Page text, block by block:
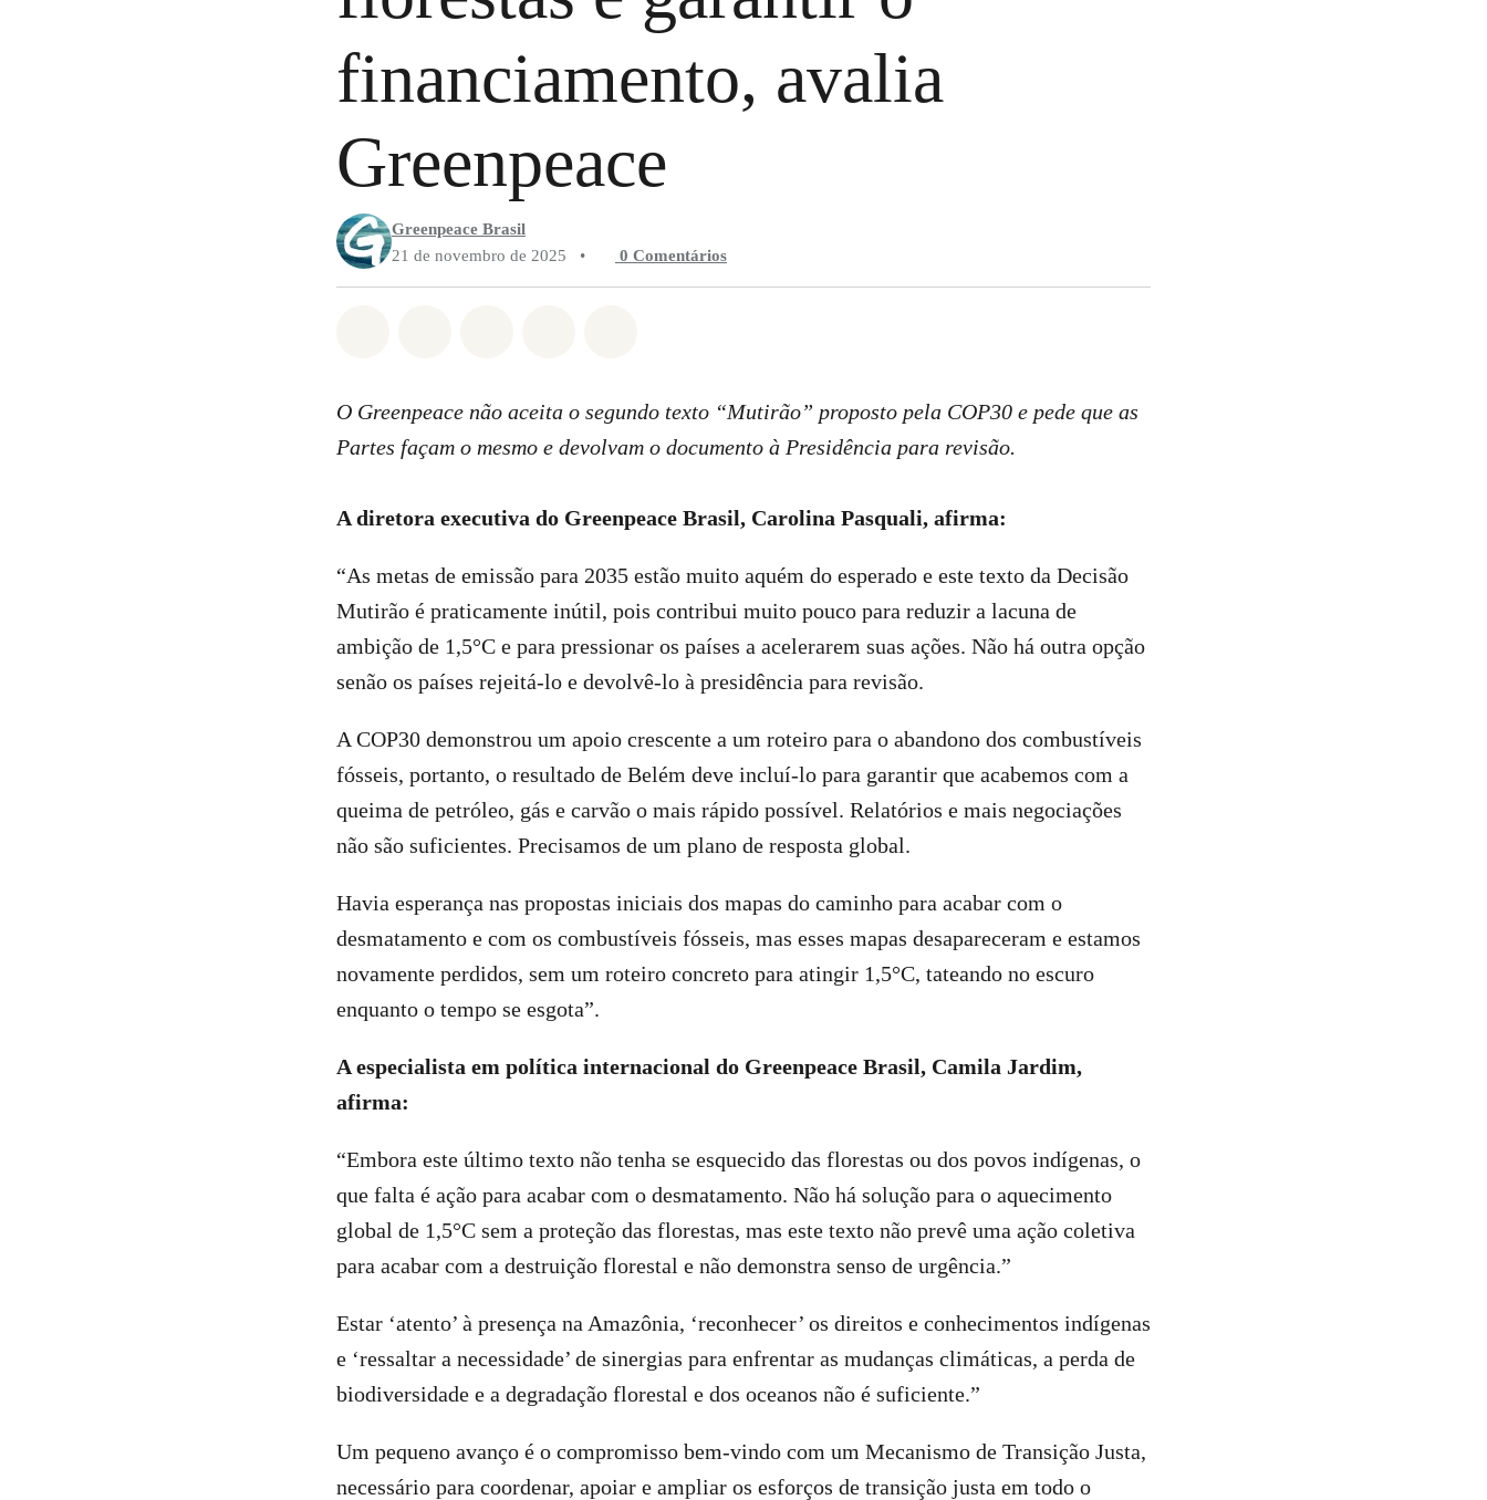
financiamento, avalia
Greenpeace
Greenpeace Brasil
21 de novembro de 2025
• 0 Comentários
O Greenpeace não aceita o segundo texto “Mutirão” proposto pela COP30 e pede que as
Partes façam o mesmo e devolvam o documento à Presidência para revisão.
A diretora executiva do Greenpeace Brasil, Carolina Pasquali, afirma:
“As metas de emissão para 2035 estão muito aquém do esperado e este texto da Decisão
Mutirão é praticamente inútil, pois contribui muito pouco para reduzir a lacuna de
ambição de 1,5°C e para pressionar os países a acelerarem suas ações. Não há outra opção
senão os países rejeitá-lo e devolvê-lo à presidência para revisão.
A COP30 demonstrou um apoio crescente a um roteiro para o abandono dos combustíveis
fósseis, portanto, o resultado de Belém deve incluí-lo para garantir que acabemos com a
queima de petróleo, gás e carvão o mais rápido possível. Relatórios e mais negociações
não são suficientes. Precisamos de um plano de resposta global.
Havia esperança nas propostas iniciais dos mapas do caminho para acabar com o
desmatamento e com os combustíveis fósseis, mas esses mapas desapareceram e estamos
novamente perdidos, sem um roteiro concreto para atingir 1,5°C, tateando no escuro
enquanto o tempo se esgota”.
A especialista em política internacional do Greenpeace Brasil, Camila Jardim,
afirma:
“Embora este último texto não tenha se esquecido das florestas ou dos povos indígenas, o
que falta é ação para acabar com o desmatamento. Não há solução para o aquecimento
global de 1,5°C sem a proteção das florestas, mas este texto não prevê uma ação coletiva
para acabar com a destruição florestal e não demonstra senso de urgência.”
Estar ‘atento’ à presença na Amazônia, ‘reconhecer’ os direitos e conhecimentos indígenas
e ‘ressaltar a necessidade’ de sinergias para enfrentar as mudanças climáticas, a perda de
biodiversidade e a degradação florestal e dos oceanos não é suficiente.”
Um pequeno avanço é o compromisso bem-vindo com um Mecanismo de Transição Justa,
necessário para coordenar, apoiar e ampliar os esforços de transição justa em todo o